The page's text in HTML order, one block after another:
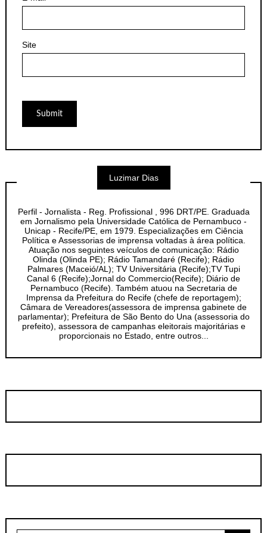
Site
Luzimar Dias
Perfil - Jornalista - Reg. Profissional , 996 DRT/PE. Graduada
em Jornalismo pela Universidade Católica de Pernambuco -
Unicap - Recife/PE, em 1979. Especializações em Ciência
Política e Assessorias de imprensa voltadas à área política.
Atuação nos seguintes veículos de comunicação: Rádio
Olinda (Olinda PE); Rádio Tamandaré (Recife); Rádio
Palmares (Maceió/AL); TV Universitária (Recife);TV Tupi
Canal 6 (Recife);Jornal do Commercio(Recife); Diário de
Pernambuco (Recife). Também atuou na Secretaria de
Imprensa da Prefeitura do Recife (chefe de reportagem);
Câmara de Vereadores(assessora de imprensa gabinete de
parlamentar); Prefeitura de São Bento do Una (assessoria do
prefeito), assessora de campanhas eleitorais majoritárias e
proporcionais no Estado, entre outros...